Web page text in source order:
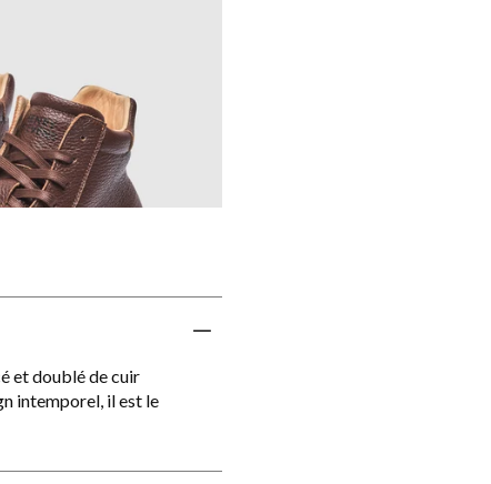
et doublé de cuir
intemporel, il est le